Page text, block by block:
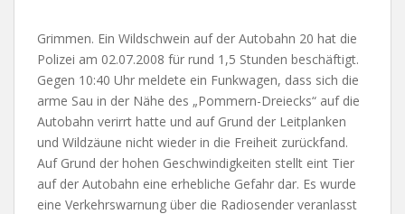
Grimmen. Ein Wildschwein auf der Autobahn 20 hat die
Polizei am 02.07.2008 für rund 1,5 Stunden beschäftigt.
Gegen 10:40 Uhr meldete ein Funkwagen, dass sich die
arme Sau in der Nähe des „Pommern-Dreiecks“ auf die
Autobahn verirrt hatte und auf Grund der Leitplanken
und Wildzäune nicht wieder in die Freiheit zurückfand.
Auf Grund der hohen Geschwindigkeiten stellt eint Tier
auf der Autobahn eine erhebliche Gefahr dar. Es wurde
eine Verkehrswarnung über die Radiosender veranlasst